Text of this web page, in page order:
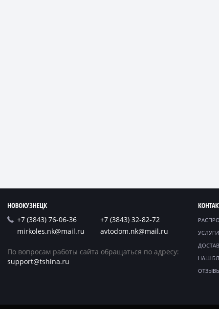
НОВОКУЗНЕЦК
+7 (3843) 76-06-36
+7 (3843) 32-82-72
mirkoles.nk@mail.ru
avtodom.nk@mail.ru
По вопросам работы сайта обращаться по адресу:
support@tshina.ru
НАШ